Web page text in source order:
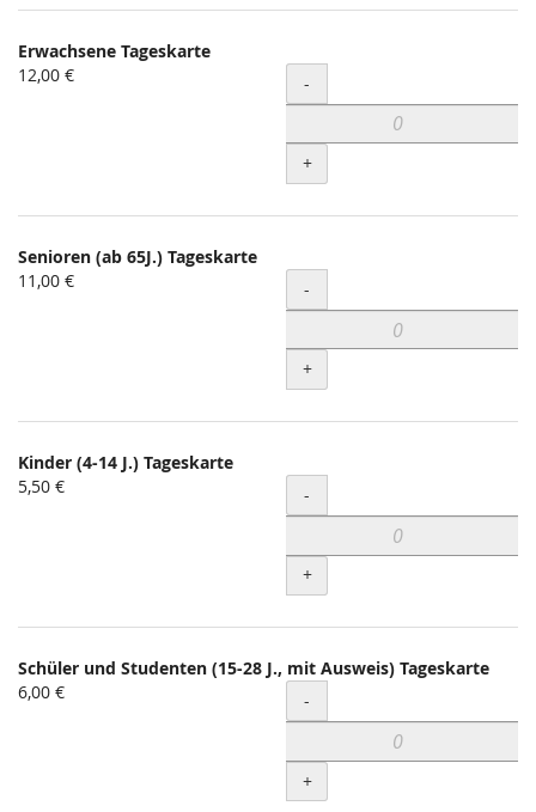
Produkte
Unkategorisierte
Erwachsene Tageskarte
12,00 €
Menge
-
+
Senioren (ab 65J.) Tageskarte
11,00 €
Menge
-
+
Kinder (4-14 J.) Tageskarte
5,50 €
Menge
-
+
Schüler und Studenten (15-28 J., mit Ausweis) Tageskarte
6,00 €
Menge
-
+